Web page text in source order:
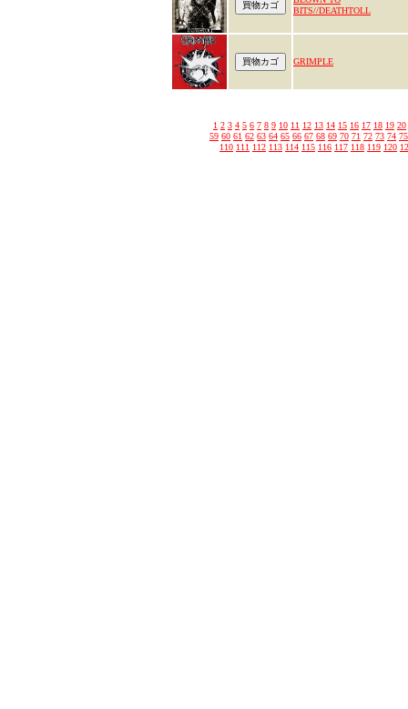
BITS//DEATHTOLL
GRIMPLE
1 2 3 4 5 6 7 8 9 10 11 12 13 14 15 16 17 18 19 20
59 60 61 62 63 64 65 66 67 68 69 70 71 72 73 74 75
110 111 112 113 114 115 116 117 118 119 120